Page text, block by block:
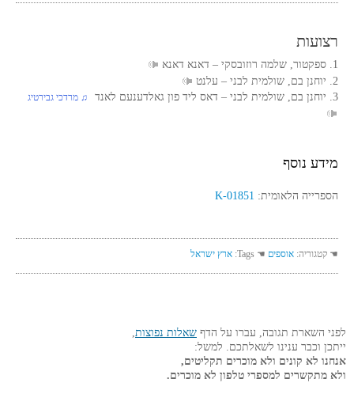
רצועות
1. ספקטור, שלמה רוזובסקי‏ – דאנא דאנא
2. יוחנן בם, שולמית לבני‏ – עלנט
3. יוחנן בם, שולמית לבני‏ – דאס ליד פון גאלדענעם לאנד
‏ ♫ מרדכי גבירטיג
מידע נוסף
הספרייה הלאומית: K-01851
☚ קטגוריה: אוספים ☚ Tags: ארץ ישראל
לפני השארת תגובה, עברו על הדף שאלות נפוצות,
ייתכן וכבר ענינו לשאלתכם. למשל:
אנחנו לא קונים ולא מוכרים תקליטים,
ולא מתקשרים למספרי טלפון לא מוכרים.